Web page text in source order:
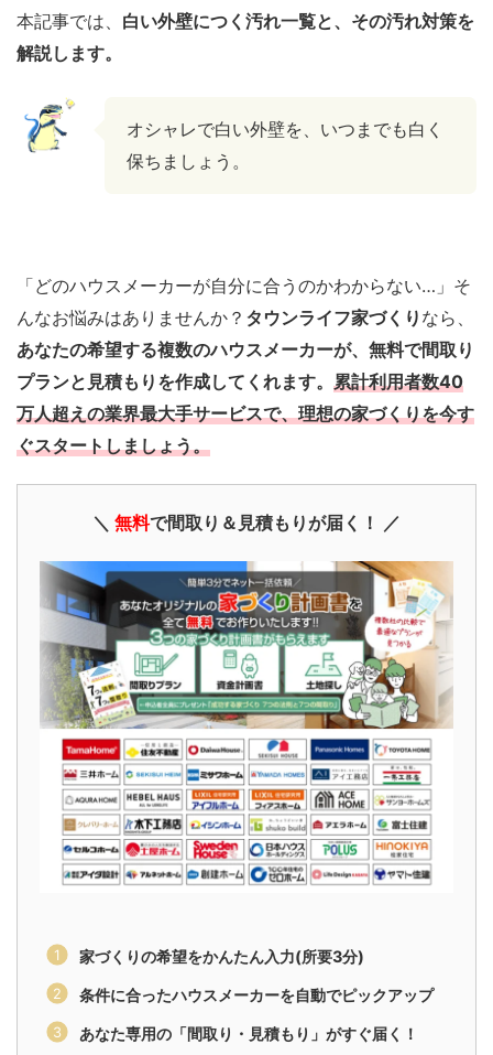
本記事では、 白い外壁につく汚れ一覧と、その汚れ対策を
解説します。
オシャレで白い外壁を、いつまでも白く
保ちましょう。
「どのハウスメーカーが自分に合うのかわからない…」そ
んなお悩みはありませんか？ タウンライフ家づくり なら、
あなたの希望する複数のハウスメーカーが、無料で間取り
プランと見積もりを作成してくれます。 累計利用者数40
万人超えの業界最大手サービスで、理想の家づくりを今す
ぐスタートしましょう。
＼ 無料で間取り＆見積もりが届く！ ／
家づくりの希望をかんたん入力(所要3分)
条件に合ったハウスメーカーを自動でピックアップ
あなた専用の「間取り・見積もり」がすぐ届く！